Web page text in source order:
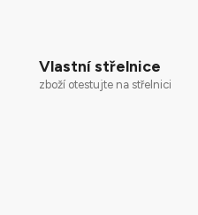
Vlastní střelnice
zboží otestujte na střelnici